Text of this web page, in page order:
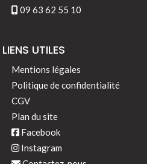
09 63 62 55 10
LIENS UTILES
Mentions légales
Politique de confidentialité
CGV
Plan du site
Facebook
Instagram